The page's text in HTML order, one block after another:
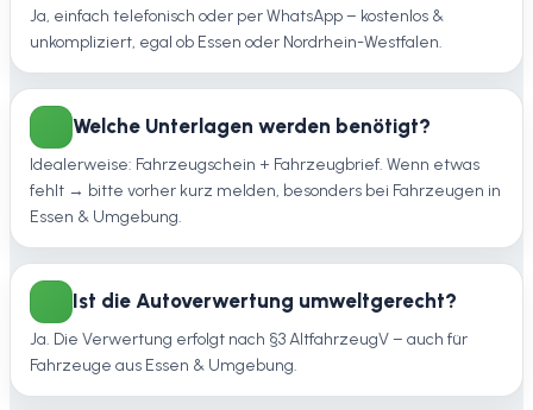
Ja, einfach telefonisch oder per WhatsApp – kostenlos &
unkompliziert, egal ob Essen oder Nordrhein-Westfalen.
Welche Unterlagen werden benötigt?
Idealerweise: Fahrzeugschein + Fahrzeugbrief. Wenn etwas
fehlt → bitte vorher kurz melden, besonders bei Fahrzeugen in
Essen & Umgebung.
Ist die Autoverwertung umweltgerecht?
Ja. Die Verwertung erfolgt nach §3 AltfahrzeugV – auch für
Fahrzeuge aus Essen & Umgebung.